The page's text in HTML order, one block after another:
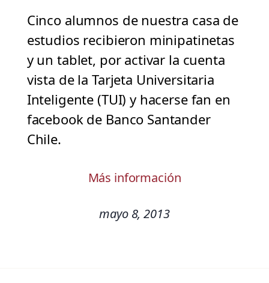
Cinco alumnos de nuestra casa de
estudios recibieron minipatinetas
y un tablet, por activar la cuenta
vista de la Tarjeta Universitaria
Inteligente (TUI) y hacerse fan en
facebook de Banco Santander
Chile.
Más información
mayo 8, 2013